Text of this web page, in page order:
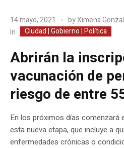
14 mayo, 2021 byXimena
In
Ciudad | Gobierno | Política
Abrirán la
vacunación de
riesgo de entre
En los próximos días comenzará
esta nueva etapa, que incluye a
enfermedades crónicas o